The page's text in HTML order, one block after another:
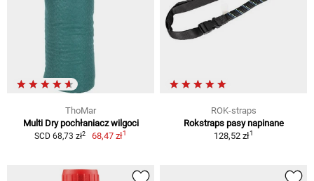
ThoMar
Multi Dry pochłaniacz wilgoci
SCD 68,73 zł2 68,47 zł1
ROK-straps
Rokstraps pasy napinane
128,52 zł1